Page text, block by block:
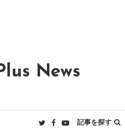
News
記事を探す